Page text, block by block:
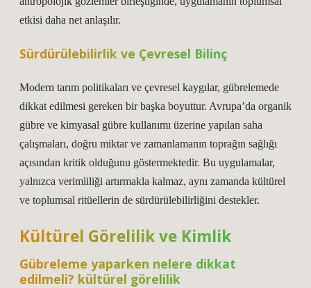
etkisi daha net anlaşılır.
Sürdürülebilirlik ve Çevresel Bilinç
Modern tarım politikaları ve çevresel kaygılar, gübrelemede
dikkat edilmesi gereken bir başka boyuttur. Avrupa’da organik
gübre ve kimyasal gübre kullanımı üzerine yapılan saha
çalışmaları, doğru miktar ve zamanlamanın toprağın sağlığı
açısından kritik olduğunu göstermektedir. Bu uygulamalar,
yalnızca verimliliği artırmakla kalmaz, aynı zamanda kültürel
ve toplumsal ritüellerin de sürdürülebilirliğini destekler.
Kültürel Görelilik ve Kimlik
Gübreleme yaparken nelere dikkat
edilmeli? kültürel görelilik